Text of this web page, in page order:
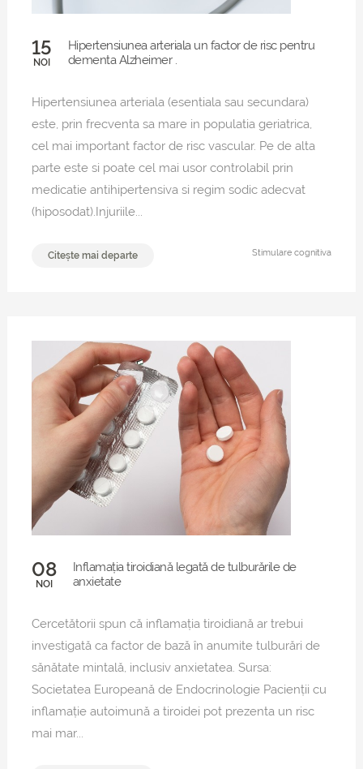
15
NOI
Hipertensiunea arteriala un factor de risc pentru
dementa Alzheimer .
Hipertensiunea arteriala (esentiala sau secundara)
este, prin frecventa sa mare in populatia geriatrica,
cel mai important factor de risc vascular. Pe de alta
parte este si poate cel mai usor controlabil prin
medicatie antihipertensiva si regim sodic adecvat
(hiposodat).Injuriile...
Citește mai departe Stimulare cognitiva
08
NOI
Inflamația tiroidiană legată de tulburările de
anxietate
Cercetătorii spun că inflamația tiroidiană ar trebui
investigată ca factor de bază în anumite tulburări de
sănătate mintală, inclusiv anxietatea. Sursa:
Societatea Europeană de Endocrinologie Pacienții cu
inflamație autoimună a tiroidei pot prezenta un risc
mai mar...